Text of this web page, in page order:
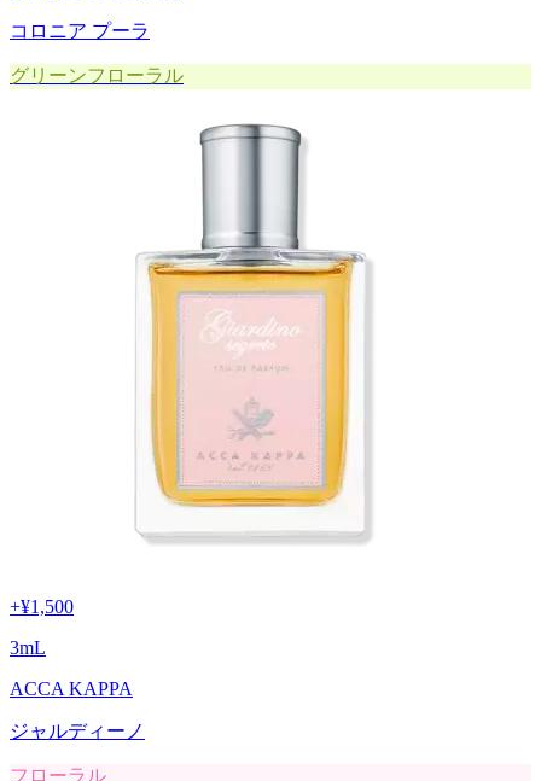
コロニア プーラ
グリーンフローラル
+¥1,500
3mL
ACCA KAPPA
ジャルディーノ
フローラル